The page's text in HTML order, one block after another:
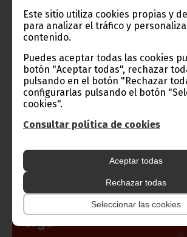
Este sitio utiliza cookies propias y
para analizar el tráfico y
contenido.
Puedes aceptar todas las cookies
botón "Aceptar todas", rechazar
pulsando en el botón "Rechazar
configurarlas pulsando el botón
cookies".
Consultar política de cookies
Aceptar todas
Rechazar todas
Seleccionar las cookies
la que se ofrecerán los primeros
estas históricas elecciones.
Gobierno e
Información de Guinea
TVGE